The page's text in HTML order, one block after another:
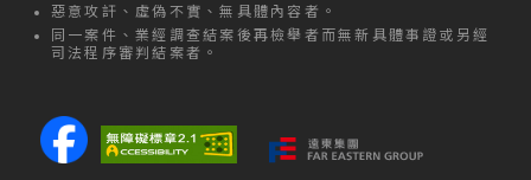
惡意攻訐、虛偽不實、無具體內容者。
同一案件、業經調查結案後再檢舉者而無新具體事證或另經
司法程序審判結案者。